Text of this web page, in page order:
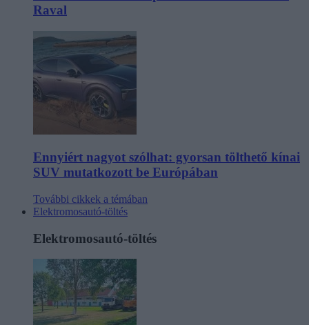
Raval
Ennyiért nagyot szólhat: gyorsan tölthető kínai
SUV mutatkozott be Európában
További cikkek a témában
Elektromosautó-töltés
Elektromosautó-töltés